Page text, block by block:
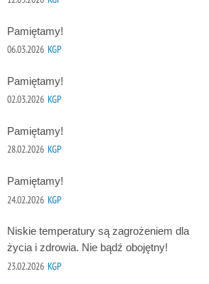
Pamiętamy!
06.03.2026 KGP
Pamiętamy!
02.03.2026 KGP
Pamiętamy!
28.02.2026 KGP
Pamiętamy!
24.02.2026 KGP
Niskie temperatury są zagrożeniem dla
życia i zdrowia. Nie bądź obojętny!
23.02.2026 KGP